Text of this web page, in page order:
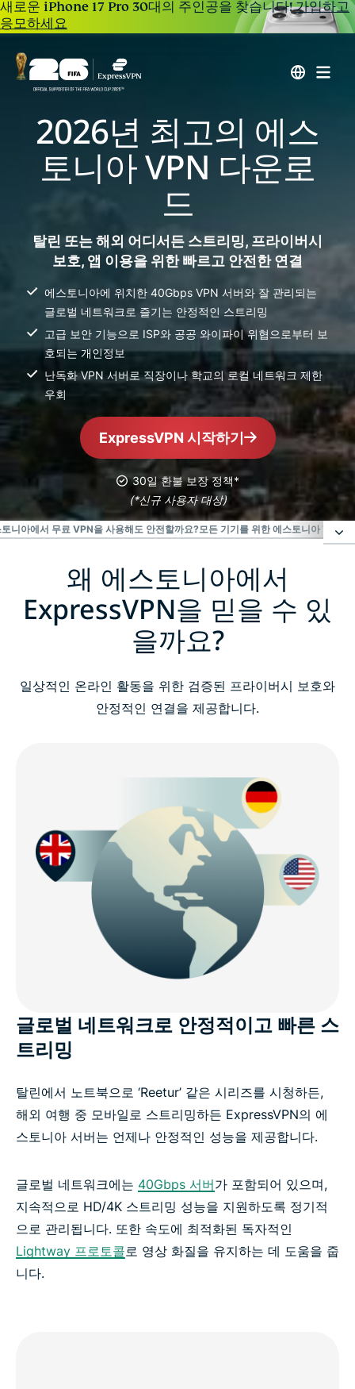
새로운 iPhone 17 Pro 30대의 주인공을 찾습니다!가입하고
응모하세요
2026년 최고의 에스
토니아 VPN 다운로
드
탈린 또는 해외 어디서든 스트리밍, 프라이버시
보호, 앱 이용을 위한 빠르고 안전한 연결
에스토니아에 위치한 40Gbps VPN 서버와 잘 관리되는
글로벌 네트워크로 즐기는 안정적인 스트리밍
고급 보안 기능으로 ISP와 공공 와이파이 위협으로부터 보
호되는 개인정보
난독화 VPN 서버로 직장이나 학교의 로컬 네트워크 제한
우회
ExpressVPN 시작하기
30일 환불 보장 정책*
(*신규 사용자 대상)
니아에서 무료 VPN을 사용해도 안전할까요?모든 기기를 위한 에스토니아 VPN
왜 에스토니아에서 ExpressVPN을 믿을 수 있을까요?
에스토니아 IP 주소 즉시 사용하기
에스토니아에서 빠르고 안전한 VPN 연결
에스토니아에서 무료 VPN을 사용해도 안전할까요?
모든 기기를 위한 에스토니아 VPN 다운로드
에스토니아의 인터넷 프라이버시
ExpressVPN이 제공하는 다른 기능은?
자주 묻는 질문: 에스토니아 VPN
모든 국가를 위한 ExpressVPN
왜 에스토니아에서
ExpressVPN을 믿을 수 있
을까요?
일상적인 온라인 활동을 위한 검증된 프라이버시 보호와
안정적인 연결을 제공합니다.
글로벌 네트워크로 안정적이고 빠른 스
트리밍
탈린에서 노트북으로 ‘Reetur’ 같은 시리즈를 시청하든,
해외 여행 중 모바일로 스트리밍하든 ExpressVPN의 에
스토니아 서버는 언제나 안정적인 성능을 제공합니다.
글로벌 네트워크에는 40Gbps 서버가 포함되어 있으며,
지속적으로 HD/4K 스트리밍 성능을 지원하도록 정기적
으로 관리됩니다. 또한 속도에 최적화된 독자적인
Lightway 프로토콜로 영상 화질을 유지하는 데 도움을 줍
니다.